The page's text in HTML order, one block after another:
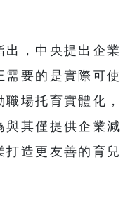
，中央提出企業
要的是實際可使
場托育實體化，
與其僅提供企業減
造更友善的育兒